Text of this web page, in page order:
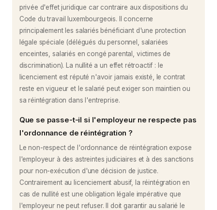
privée d'effet juridique car contraire aux dispositions du
Code du travail luxembourgeois. Il concerne
principalement les salariés bénéficiant d'une protection
légale spéciale (délégués du personnel, salariées
enceintes, salariés en congé parental, victimes de
discrimination). La nullité a un effet rétroactif : le
licenciement est réputé n'avoir jamais existé, le contrat
reste en vigueur et le salarié peut exiger son maintien ou
sa réintégration dans l'entreprise.
Que se passe-t-il si l'employeur ne respecte pas
l'ordonnance de réintégration ?
Le non-respect de l'ordonnance de réintégration expose
l'employeur à des astreintes judiciaires et à des sanctions
pour non-exécution d'une décision de justice.
Contrairement au licenciement abusif, la réintégration en
cas de nullité est une obligation légale impérative que
l'employeur ne peut refuser. Il doit garantir au salarié le